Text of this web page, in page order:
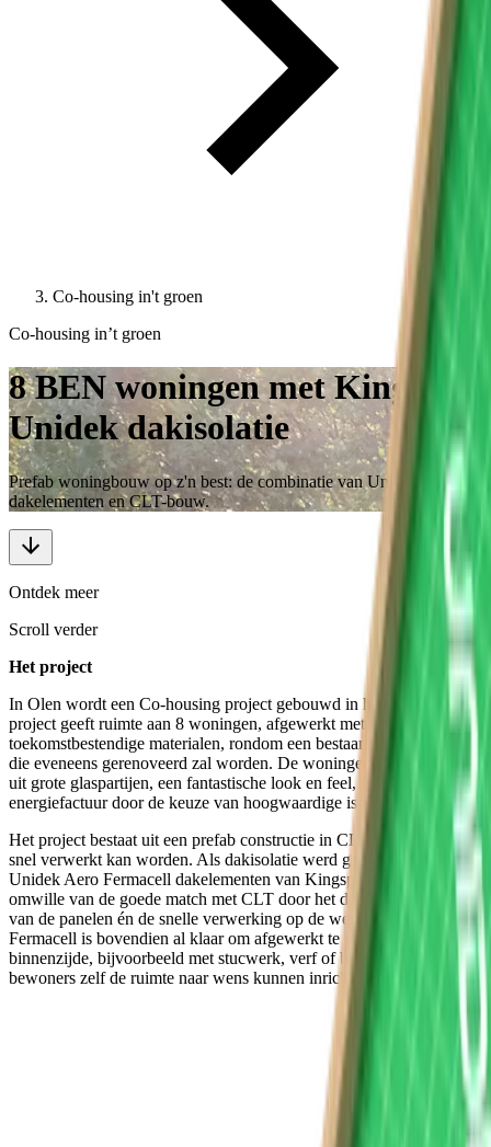
Co-housing in't groen
Co-housing in’t groen
8 BEN woningen met Kingspan
Unidek dakisolatie
Prefab woningbouw op z'n best: de combinatie van Unidek
dakelementen en CLT-bouw.
Ontdek meer
Scroll verder
Het project
In Olen wordt een Co-housing project gebouwd in het groen. Het
project geeft ruimte aan 8 woningen, afgewerkt met
toekomstbestendige materialen, rondom een bestaande oude schuur,
die eveneens gerenoveerd zal worden. De woningen zullen bestaan
uit grote glaspartijen, een fantastische look en feel, én een minimale
energiefactuur door de keuze van hoogwaardige isolatie.
Het project bestaat uit een prefab constructie in CLT, dewelke zeer
snel verwerkt kan worden. Als dakisolatie werd gekozen voor
Unidek Aero Fermacell dakelementen van Kingspan Unidek
omwille van de goede match met CLT door het dampopen karakter
van de panelen én de snelle verwerking op de werf. Unidek Aero
Fermacell is bovendien al klaar om afgewerkt te worden aan de
binnenzijde, bijvoorbeeld met stucwerk, verf of behang, zodat
bewoners zelf de ruimte naar wens kunnen inrichten.